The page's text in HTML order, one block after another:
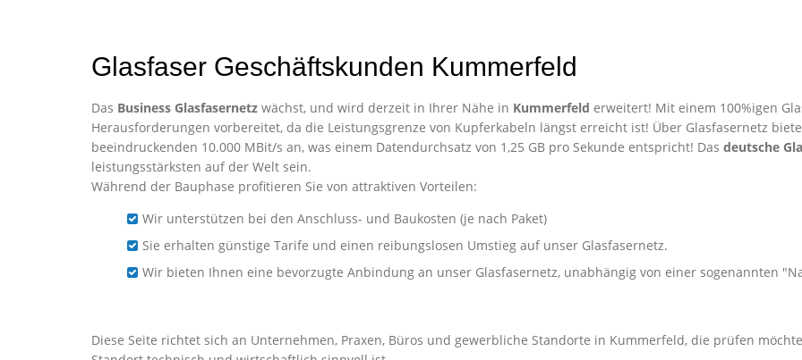
Glasfaser Geschäftskunden Kummerfeld
Das Business Glasfasernetz wächst, und wird derzeit in Ihrer Nähe in Kummerfeld erweitert! Mit einem 100%igen
Herausforderungen vorbereitet, da die Leistungsgrenze von Kupferkabeln längst erreicht ist! Über Glasfasernetz
beeindruckenden 10.000 MBit/s an, was einem Datendurchsatz von 1,25 GB pro Sekunde entspricht! Das deutsche
leistungsstärksten auf der Welt sein.
Während der Bauphase profitieren Sie von attraktiven Vorteilen:
Wir unterstützen bei den Anschluss- und Baukosten (je nach Paket)
Sie erhalten günstige Tarife und einen reibungslosen Umstieg auf unser Glasfasernetz.
Wir bieten Ihnen eine bevorzugte Anbindung an unser Glasfasernetz, unabhängig von einer sogenannten
Diese Seite richtet sich an Unternehmen, Praxen, Büros und gewerbliche Standorte in Kummerfeld, die prüfen